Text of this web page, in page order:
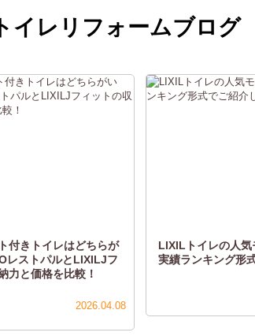
トイレリフォームブログ
付きトイレはどちらが
レストパルとLIXILJフ
力と価格を比較！
2026.04.08
LIXILトイレの人
実績ランキング形